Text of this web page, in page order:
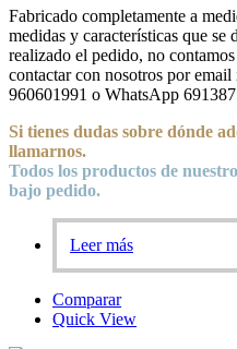
Fabricado completamente a
medidas y características que se
realizado el pedido, no
contactar con nosotros por
960601991 o WhatsApp
Si tienes dudas sobre dónde
llamarnos.
Todos los productos de
bajo pedido.
Leer más
Comparar
Quick View